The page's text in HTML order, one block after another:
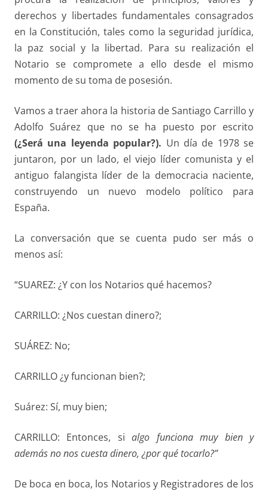
derechos y libertades fundamentales consagrados
en la Constitución, tales como la seguridad jurídica,
la paz social y la libertad. Para su realización el
Notario se compromete a ello desde el mismo
momento de su toma de posesión.
Vamos a traer ahora la historia de Santiago Carrillo y
Adolfo Suárez que no se ha puesto por escrito
(¿Será una leyenda popular?). Un día de 1978 se
juntaron, por un lado, el viejo líder comunista y el
antiguo falangista líder de la democracia naciente,
construyendo un nuevo modelo político para
España.
La conversación que se cuenta pudo ser más o
menos así:
“SUAREZ: ¿Y con los Notarios qué hacemos?
CARRILLO: ¿Nos cuestan dinero?;
SUÁREZ: No;
CARRILLO ¿y funcionan bien?;
Suárez: Sí, muy bien;
CARRILLO: Entonces, sialgo funciona muy bien y
además no noscuesta dinero, ¿por qué tocarlo?”
De boca en boca, los Notarios y Registradores de los